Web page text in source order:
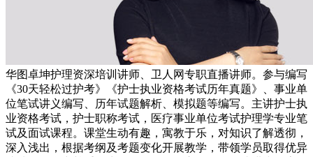
华图卓坤护理资深培训讲师、卫人网专职直播讲师。参与编写
《30天轻松过护考》《护士执业资格考试历年真题》、事业单
位笔试讲义编写、历年试题解析、模拟题等编写。主讲护士执
业资格考试，护士职称考试，医疗事业单位考试护理学专业笔
试及面试课程。课堂生动有趣，寓教于乐，对知识了解透彻，
深入浅出，根据考纲及考题变化开展教学，带领学员取得优异